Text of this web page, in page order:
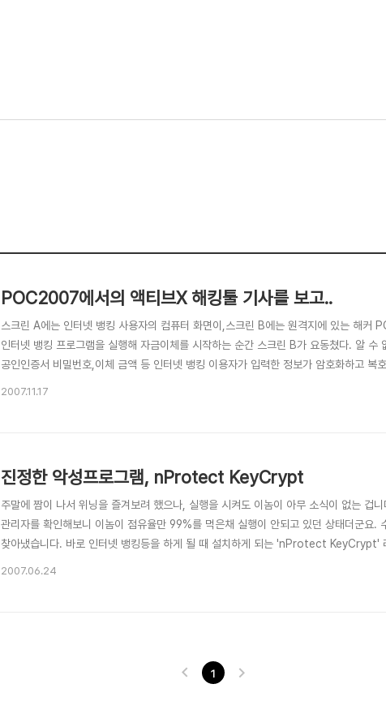
POC2007에서의 액티브X 해킹툴 기사를 보고..
스크린 A에는 인터넷 뱅킹 사용자의 컴퓨터 화면이,스크린 B에는 원격지에 있는 해커
인터넷 뱅킹 프로그램을 실행해 자금이체를 시작하는 순간 스크린 B가 요동쳤다. 알 수
공인인증서 비밀번호,이체 금액 등 인터넷 뱅킹 이용자가 입력한 정보가 암호화하고 복
2007.11.17
진정한 악성프로그램, nProtect KeyCrypt
주말에 짬이 나서 위닝을 즐겨보려 했으나, 실행을 시켜도 이놈이 아무 소식이 없는 겁
관리자를 확인해보니 이놈이 점유율만 99%를 먹은채 실행이 안되고 있던 상태더군요.
찾아냈습니다. 바로 인터넷 뱅킹등을 하게 될 때 설치하게 되는 'nProtect KeyCrypt'
2007.06.24
1